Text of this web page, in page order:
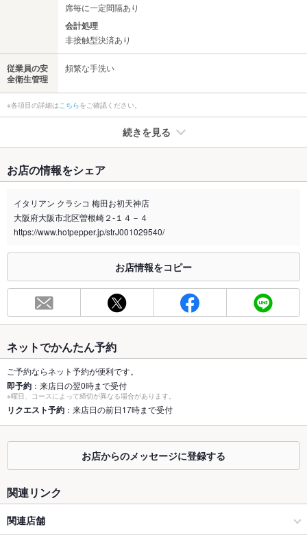
席毎に一定間隔あり
会計処理
非接触型決済あり
従業員の安
全衛生管理
頻繁な手洗い
※各項目の詳細は こちらをご確認ください。
続きを見る
禁煙・喫煙
分煙（仕切りなし）
ロアでございますので予めご了承くださいませ。
喫煙専用室 なし
※2020年4月1日～受動喫煙対策に関する法律が施行されています。正しい情報はお店へお問い
お席
総席数 116席(【貸切】30名様～最大60名様)
最大宴会収
容人数
45人(着席時)
個室 なし
座敷 なし ：すべてテーブル席です
カウンター
ソファー
テラス席
お店の情報をシェア
イタリアン クラシコ 梅田お初天神店
大阪府大阪市北区曽根崎２-１４－４
https://www.hotpepper.jp/strJ001029540/
お店情報をコピー
ネットでかんたん予約
ご予約ならネット予約が便利です。
即予約 ：来店日の翌0時まで受付
※曜日、コースによって締切が異なる場合があります。
リクエスト予約 ：来店日の前日17時まで受付
お店からのメッセージに登録する
関連リンク
関連店舗